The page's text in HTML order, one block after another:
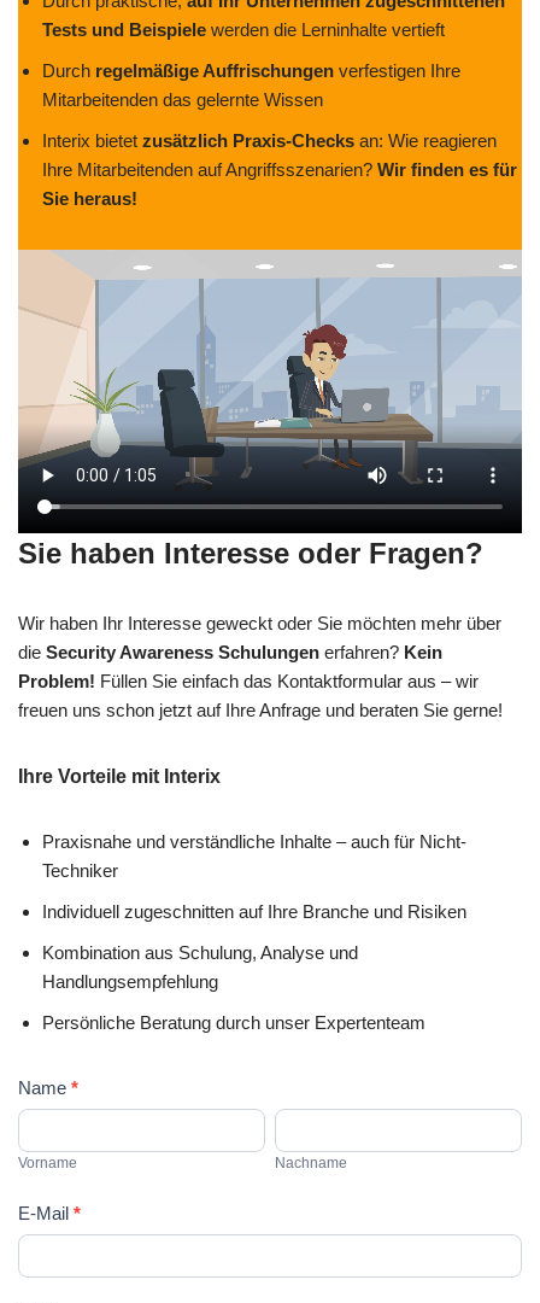
Tests und Beispiele werden die Lerninhalte vertieft
Durch regelmäßige Auffrischungen verfestigen Ihre
Mitarbeitenden das gelernte Wissen
Interix bietet zusätzlich Praxis-Checks an: Wie reagieren
Ihre Mitarbeitenden auf Angriffsszenarien? Wir finden es für
Sie heraus!
Sie haben Interesse oder Fragen?
Wir haben Ihr Interesse geweckt oder Sie möchten mehr über
die Security Awareness Schulungen erfahren? Kein
Problem! Füllen Sie einfach das Kontaktformular aus – wir
freuen uns schon jetzt auf Ihre Anfrage und beraten Sie gerne!
Ihre Vorteile mit Interix
Praxisnahe und verständliche Inhalte – auch für Nicht-
Techniker
Individuell zugeschnitten auf Ihre Branche und Risiken
Kombination aus Schulung, Analyse und
Handlungsempfehlung
Persönliche Beratung durch unser Expertenteam
K
o
n
t
a
k
Name *
V
o
n
a
Vorname
N
a
n
Nachname
E-Mail *